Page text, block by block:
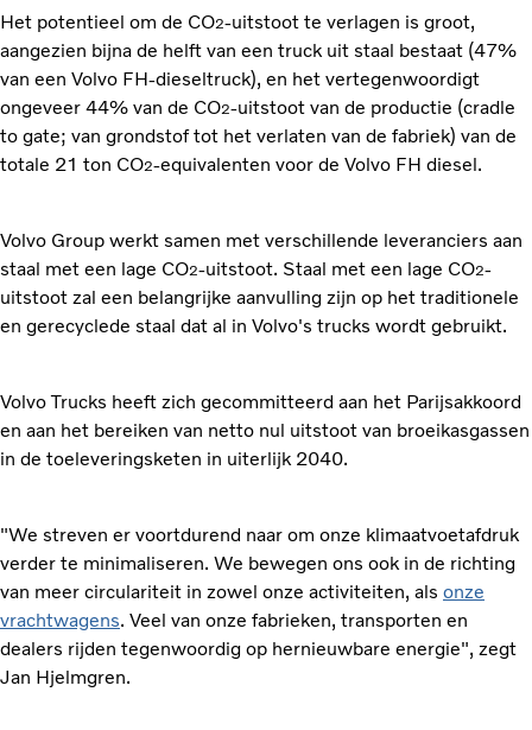
Het potentieel om de CO2-uitstoot te verlagen is groot,
aangezien bijna de helft van een truck uit staal bestaat (47%
van een Volvo FH-dieseltruck), en het vertegenwoordigt
ongeveer 44% van de CO2-uitstoot van de productie (cradle
to gate; van grondstof tot het verlaten van de fabriek) van de
totale 21 ton CO2-equivalenten voor de Volvo FH diesel.
Volvo Group werkt samen met verschillende leveranciers aan
staal met een lage CO2-uitstoot. Staal met een lage CO2-
uitstoot zal een belangrijke aanvulling zijn op het traditionele
en gerecyclede staal dat al in Volvo's trucks wordt gebruikt.
Volvo Trucks heeft zich gecommitteerd aan het Parijsakkoord
en aan het bereiken van netto nul uitstoot van broeikasgassen
in de toeleveringsketen in uiterlijk 2040.
"We streven er voortdurend naar om onze klimaatvoetafdruk
verder te minimaliseren. We bewegen ons ook in de richting
van meer circulariteit in zowel onze activiteiten, als onze
vrachtwagens. Veel van onze fabrieken, transporten en
dealers rijden tegenwoordig op hernieuwbare energie", zegt
Jan Hjelmgren.